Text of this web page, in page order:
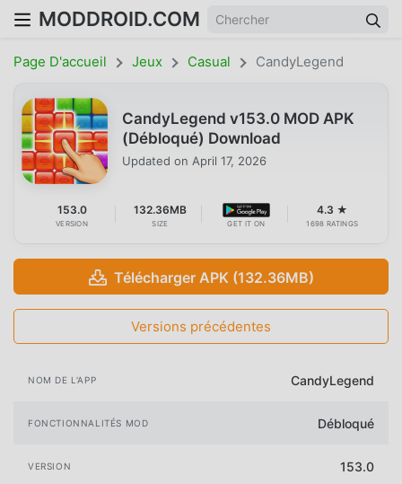
MODDROID.COM
Page D'accueil Jeux Casual CandyLegend
CandyLegend v153.0 MOD APK
(Débloqué) Download
Updated on April 17, 2026
153.0
VERSION
132.36MB
SIZE GET IT ON
4.3 ★
1698 RATINGS
Télécharger APK (132.36MB)
Versions précédentes
NOM DE L'APP CandyLegend
FONCTIONNALITÉS MOD Débloqué
VERSION 153.0